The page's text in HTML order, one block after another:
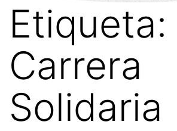
Etiqueta:
Carrera
Solidaria